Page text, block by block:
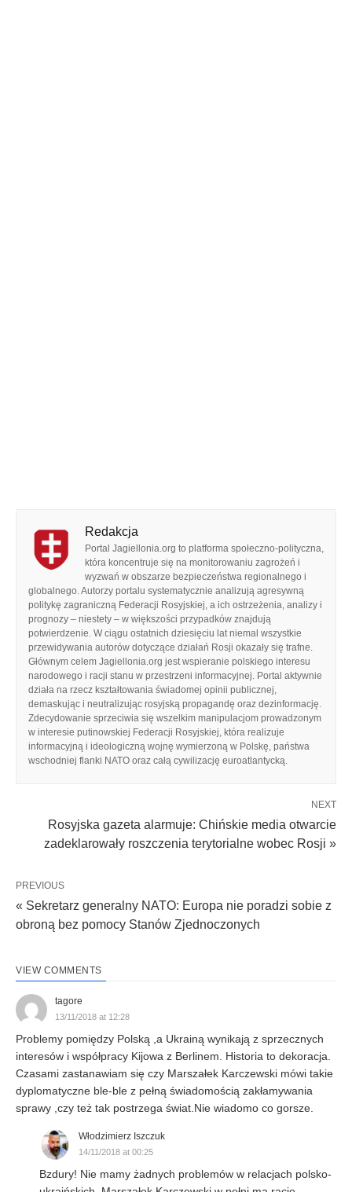
Redakcja
Portal Jagiellonia.org to platforma społeczno-polityczna,
która koncentruje się na monitorowaniu zagrożeń i
wyzwań w obszarze bezpieczeństwa regionalnego i
globalnego. Autorzy portalu systematycznie analizują agresywną
politykę zagraniczną Federacji Rosyjskiej, a ich ostrzeżenia, analizy i
prognozy – niestety – w większości przypadków znajdują
potwierdzenie. W ciągu ostatnich dziesięciu lat niemal wszystkie
przewidywania autorów dotyczące działań Rosji okazały się trafne.
Głównym celem Jagiellonia.org jest wspieranie polskiego interesu
narodowego i racji stanu w przestrzeni informacyjnej. Portal aktywnie
działa na rzecz kształtowania świadomej opinii publicznej,
demaskując i neutralizując rosyjską propagandę oraz dezinformację.
Zdecydowanie sprzeciwia się wszelkim manipulacjom prowadzonym
w interesie putinowskiej Federacji Rosyjskiej, która realizuje
informacyjną i ideologiczną wojnę wymierzoną w Polskę, państwa
wschodniej flanki NATO oraz całą cywilizację euroatlantycką.
NEXT
Rosyjska gazeta alarmuje: Chińskie media otwarcie
zadeklarowały roszczenia terytorialne wobec Rosji »
PREVIOUS
« Sekretarz generalny NATO: Europa nie poradzi sobie z
obroną bez pomocy Stanów Zjednoczonych
VIEW COMMENTS
tagore
13/11/2018 at 12:28
Problemy pomiędzy Polską ,a Ukrainą wynikają z sprzecznych
interesów i współpracy Kijowa z Berlinem. Historia to dekoracja.
Czasami zastanawiam się czy Marszałek Karczewski mówi takie
dyplomatyczne ble-ble z pełną świadomością zakłamywania
sprawy ,czy też tak postrzega świat.Nie wiadomo co gorsze.
Włodzimierz Iszczuk
14/11/2018 at 00:25
Bzdury! Nie mamy żadnych problemów w relacjach polsko-